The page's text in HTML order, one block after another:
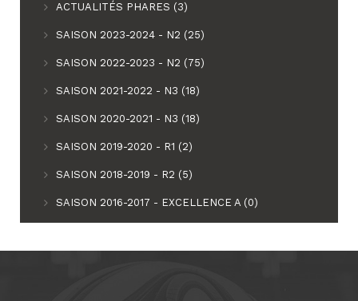
ACTUALITÉS PHARES (3)
SAISON 2023-2024 - N2 (25)
SAISON 2022-2023 - N2 (75)
SAISON 2021-2022 - N3 (18)
SAISON 2020-2021 - N3 (18)
SAISON 2019-2020 - R1 (2)
SAISON 2018-2019 - R2 (5)
SAISON 2016-2017 - EXCELLENCE A (0)